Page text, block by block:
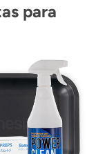
para